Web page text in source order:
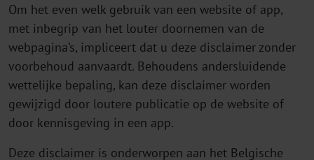
Om het even welk gebruik van een website of app,
met inbegrip van het louter doornemen van de
webpagina’s, impliceert dat u deze disclaimer zonder
voorbehoud aanvaardt. Behoudens andersluidende
wettelijke bepaling, kan deze disclaimer worden
gewijzigd door loutere publicatie op de website of
door kennisgeving in een app.
Deze disclaimer is onderworpen aan het Belgische